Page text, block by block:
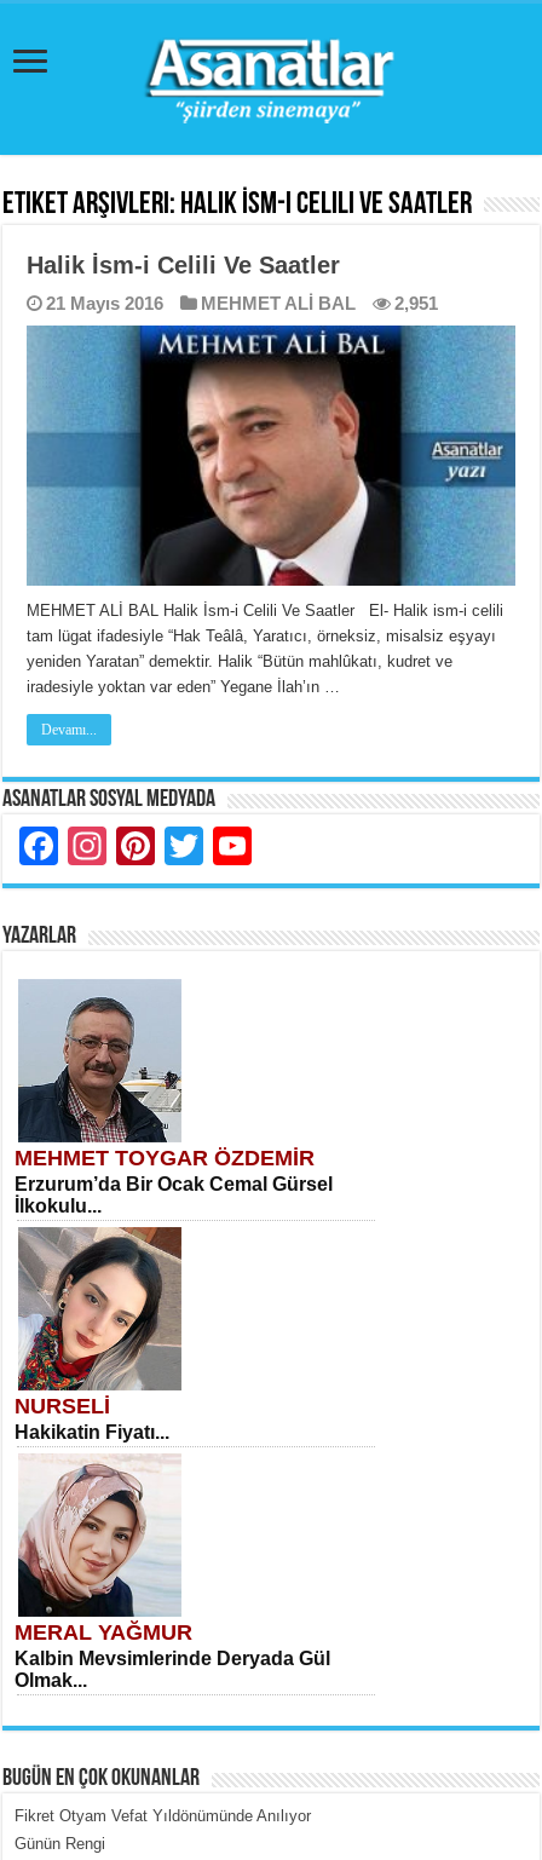
Etiket Arşivleri: Halik İsm-i Celili Ve Saatler
Halik İsm-i Celili Ve Saatler
21 Mayıs 2016 MEHMET ALİ BAL 2,951
MEHMET ALİ BAL Halik İsm-i Celili Ve Saatler El- Halik ism-i celili
tam lügat ifadesiyle “Hak Teâlâ, Yaratıcı, örneksiz, misalsiz eşyayı
yeniden Yaratan” demektir. Halik “Bütün mahlûkatı, kudret ve
iradesiyle yoktan var eden” Yegane İlah’ın …
Devamı...
Asanatlar Sosyal Medyada
Facebook
Instagram
Pinterest
Twitter
YAZARLAR
MEHMET TOYGAR ÖZDEMİR
Erzurum’da Bir Ocak Cemal Gürsel
İlkokulu...
NURSELİ
Hakikatin Fiyatı...
MERAL YAĞMUR
Kalbin Mevsimlerinde Deryada Gül
Olmak...
BUGÜN EN ÇOK OKUNANLAR
Fikret Otyam Vefat Yıldönümünde Anılıyor
Günün Rengi